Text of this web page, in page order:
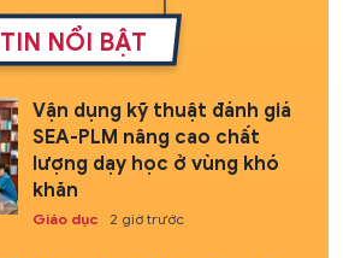
TIN NỔI BẬT
Vận dụng kỹ thuật đánh giá
SEA-PLM nâng cao chất
lượng dạy học ở vùng khó
khăn
Giáo dục 2 giờ trước